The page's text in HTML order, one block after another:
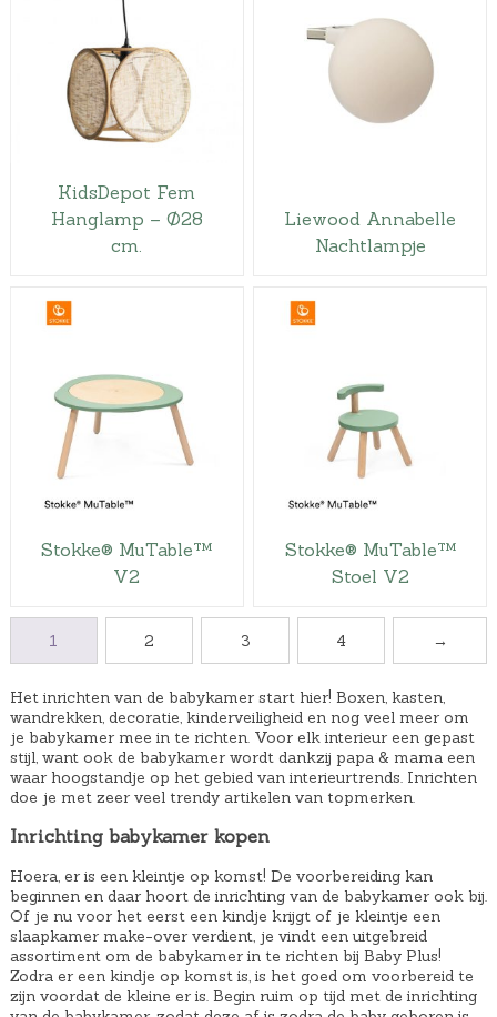
KidsDepot Fem
Hanglamp – Ø28
cm.
Liewood Annabelle
Nachtlampje
Stokke® MuTable™
V2
Stokke® MuTable™
Stoel V2
1 2 3 4 →
Het inrichten van de babykamer start hier! Boxen, kasten,
wandrekken, decoratie, kinderveiligheid en nog veel meer om
je babykamer mee in te richten. Voor elk interieur een gepast
stijl, want ook de babykamer wordt dankzij papa & mama een
waar hoogstandje op het gebied van interieurtrends. Inrichten
doe je met zeer veel trendy artikelen van topmerken.
Inrichting babykamer kopen
Hoera, er is een kleintje op komst! De voorbereiding kan
beginnen en daar hoort de inrichting van de babykamer ook bij.
Of je nu voor het eerst een kindje krijgt of je kleintje een
slaapkamer make-over verdient, je vindt een uitgebreid
assortiment om de babykamer in te richten bij Baby Plus!
Zodra er een kindje op komst is, is het goed om voorbereid te
zijn voordat de kleine er is. Begin ruim op tijd met de inrichting